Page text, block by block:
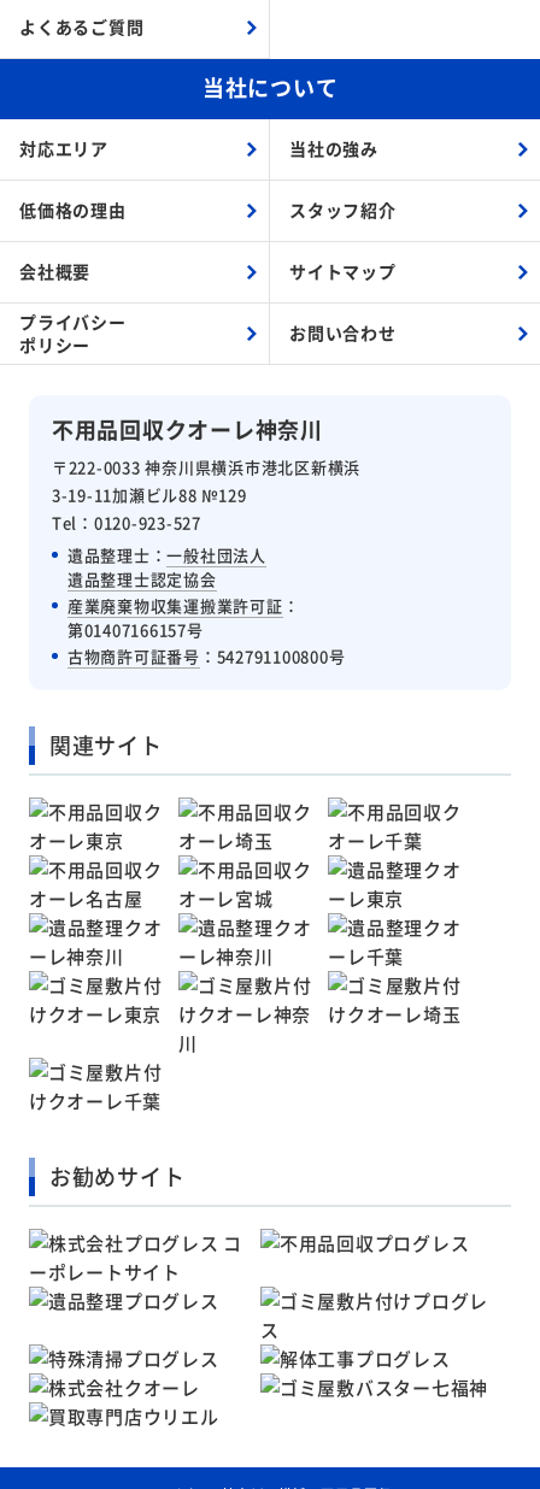
不用品回収クオーレ神奈川
〒222-0033 神奈川県横浜市港北区新横浜
3-19-11加瀬ビル88 №129
Tel：0120-923-527
遺品整理士：一般社団法人
遺品整理士認定協会
産業廃棄物収集運搬業許可証 ：
第01407166157号
古物商許可証番号 ：542791100800号
よくあるご質問
当社について
対応エリア 当社の強み
低価格の理由 スタッフ紹介
会社概要 サイトマップ
プライバシー
ポリシー
お問い合わせ
関連サイト
お勧めサイト